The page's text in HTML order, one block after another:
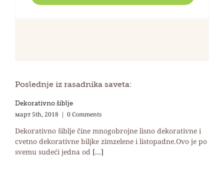
Poslednje iz rasadnika saveta:
Dekorativno šiblje
март 5th, 2018 | 0 Comments
Dekorativno šiblje čine mnogobrojne lisno dekorativne i
cvetno dekorativne biljke zimzelene i listopadne.Ovo je po
svemu sudeći jedna od [...]